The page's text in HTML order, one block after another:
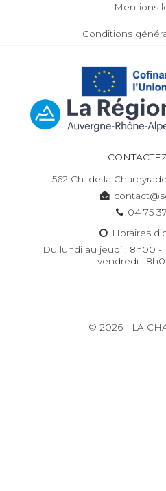
Mentions
Conditions
562 Ch. de la
04 75
Horaires
Du lundi au jeudi : 8h00 -
vendredi :
© 2026 - LA